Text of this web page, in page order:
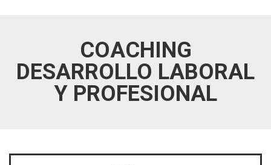
COACHING
DESARROLLO LABORAL
Y PROFESIONAL